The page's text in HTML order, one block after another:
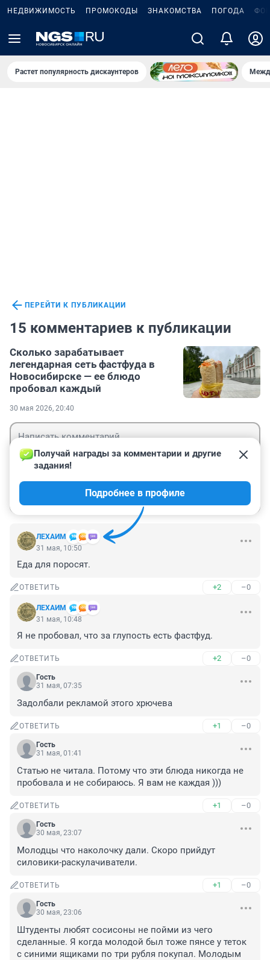
НЕДВИЖИМОСТЬ ПРОМОКОДЫ ЗНАКОМСТВА ПОГОДА
Растет популярность дискаунтеров
ПЕРЕЙТИ К ПУБЛИКАЦИИ
15 комментариев к публикации
Сколько зарабатывает
легендарная сеть фастфуда в
Новосибирске — ее блюдо
пробовал каждый
30 мая 2026, 20:40
ЛЕХАИМ
Получай награды за комментарии и другие
задания!
Подробнее в профиле
31 мая, 10:50
Еда для поросят.
ОТВЕТИТЬ +2 –0
ЛЕХАИМ
31 мая, 10:48
Я не пробовал, что за глупость есть фастфуд.
ОТВЕТИТЬ +2 –0
Гость
31 мая, 07:35
Задолбали рекламой этого хрючева
ОТВЕТИТЬ +1 –0
Гость
31 мая, 01:41
Статью не читала. Потому что эти блюда никогда не
пробовала и не собираюсь. Я вам не каждая )))
ОТВЕТИТЬ +1 –0
Гость
30 мая, 23:07
Молодцы что наколочку дали. Скоро прийдут
силовики-раскулачиватели.
ОТВЕТИТЬ +1 –0
Гость
30 мая, 23:06
Штуденты любят сосисоны не пойми из чего
сделанные. Я когда молодой был тоже пянсе у теток
с синими ящиками по три рубля покупал. Молодым